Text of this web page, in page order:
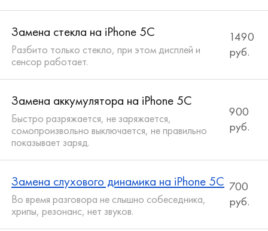
Замена стекла на iPhone 5C
Разбито только стекло, при этом дисплей и
сенсор работает.
1490
руб.
Замена аккумулятора на iPhone 5C
Быстро разряжается, не заряжается,
сомопроизвольно выключается, не правильно
показывает заряд.
900
руб.
Замена слухового динамика на iPhone 5C
Во время разговора не слышно собеседника,
хрипы, резонанс, нет звуков.
700
руб.